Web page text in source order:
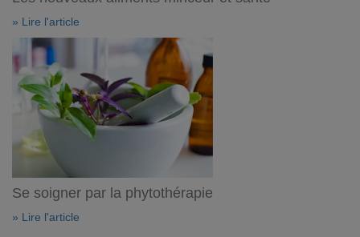
» Lire l'article
Se soigner par la phytothérapie
» Lire l'article